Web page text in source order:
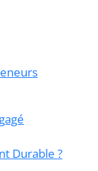
Durable ?